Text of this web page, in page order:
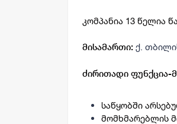
კომპანია 13 წელია
მისამართი: ქ.
ძირითადი ფუნქცია-
საწყობში
მომხმარებლის